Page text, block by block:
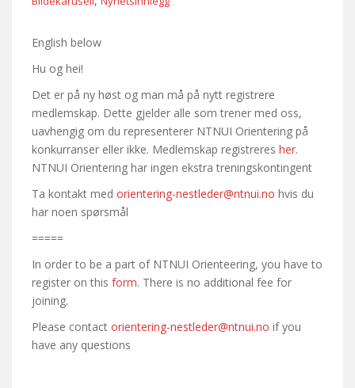
English below
Hu og hei!
Det er på ny høst og man må på nytt registrere
medlemskap. Dette gjelder alle som trener med oss,
uavhengig om du representerer NTNUI Orientering på
konkurranser eller ikke. Medlemskap registreres her.
NTNUI Orientering har ingen ekstra treningskontingent
Ta kontakt med orientering-nestleder@ntnui.no hvis du
har noen spørsmål
=====
In order to be a part of NTNUI Orienteering, you have to
register on this form. There is no additional fee for
joining.
Please contact orientering-nestleder@ntnui.no if you
have any questions